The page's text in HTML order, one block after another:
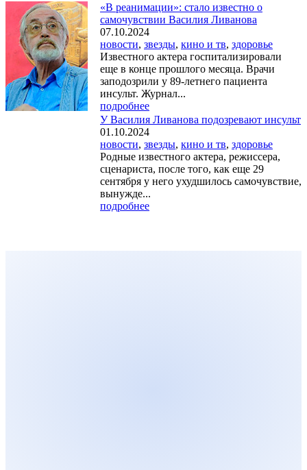
«В реанимации»: стало известно о
самочувствии Василия Ливанова
07.10.2024
новости, звезды, кино и тв, здоровье
Известного актера госпитализировали
еще в конце прошлого месяца. Врачи
заподозрили у 89-летнего пациента
инсульт. Журнал...
подробнее
У Василия Ливанова подозревают инсульт
01.10.2024
новости, звезды, кино и тв, здоровье
Родные известного актера, режиссера,
сценариста, после того, как еще 29
сентября у него ухудшилось самочувствие,
вынужде...
подробнее